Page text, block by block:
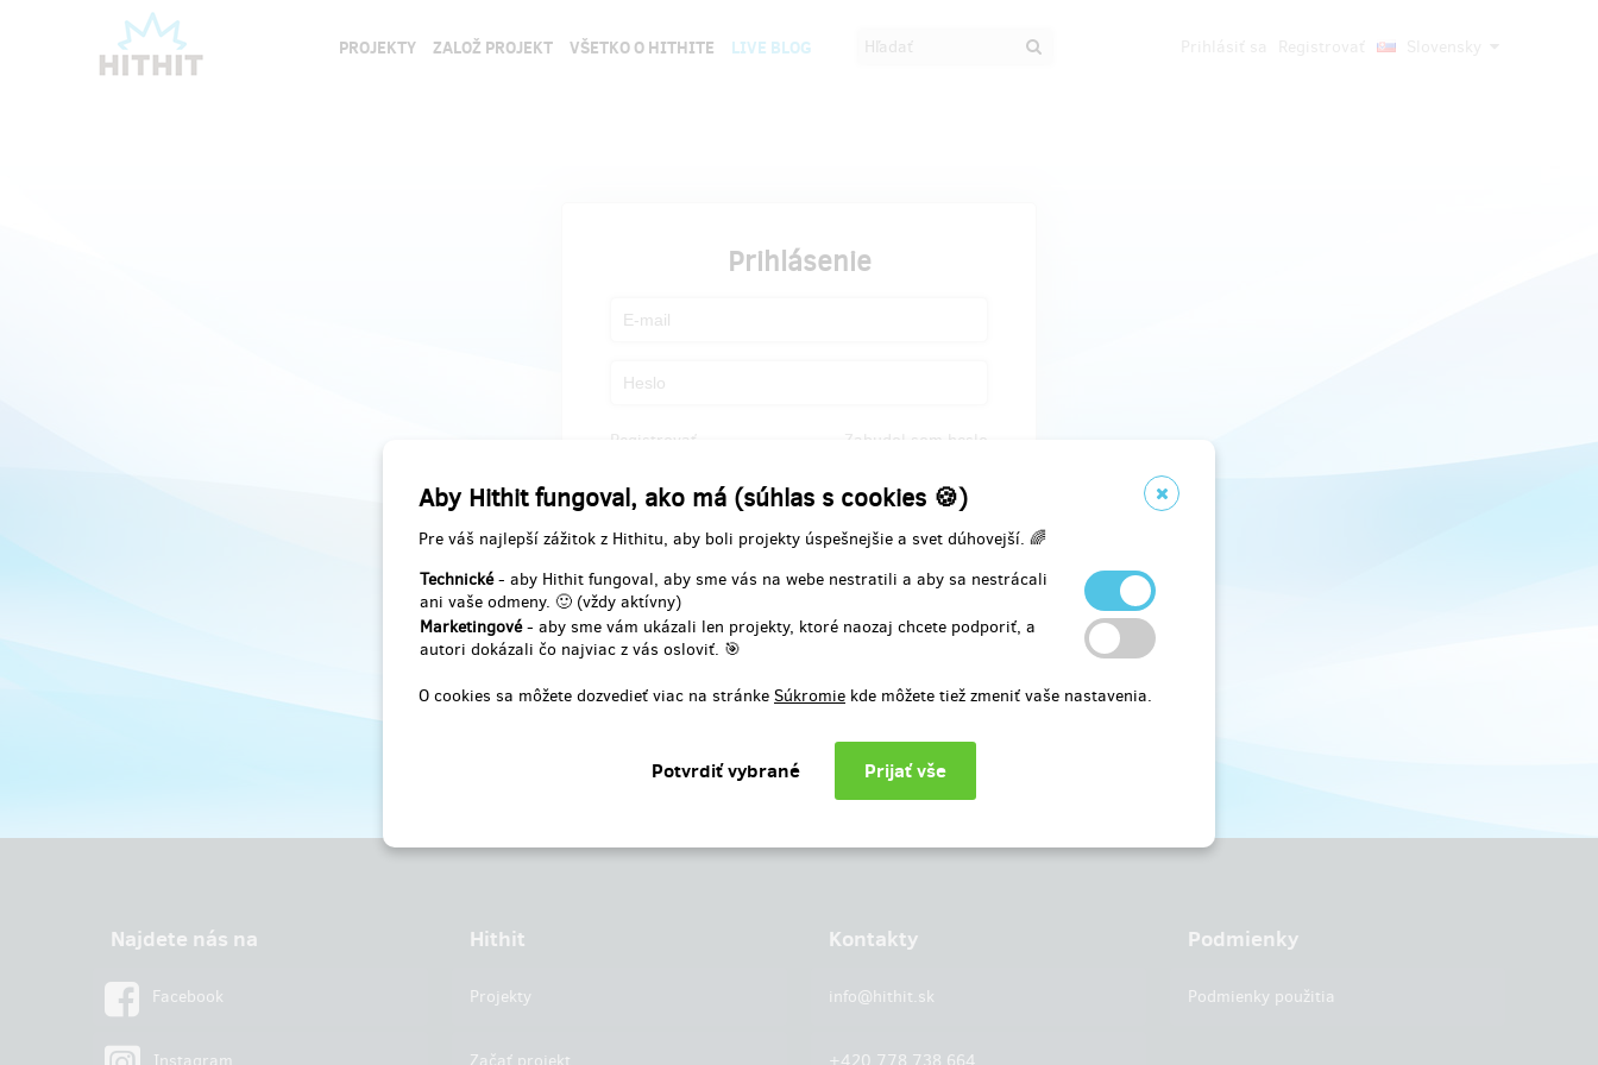
Aby Hithit fungoval, ako má (súhlas s cookies 🍪)
Pre váš najlepší zážitok z Hithitu, aby boli projekty úspešnejšie a svet dúhovejší. 🌈
Technické- aby Hithit fungoval, aby sme vás na webe nestratili a aby sa nestrácali
ani vaše odmeny. 🙂 (vždy aktívny)
Marketingové- aby sme vám ukázali len projekty, ktoré naozaj chcete podporiť, a
autori dokázali čo najviac z vás osloviť. 🎯
O cookies sa môžete dozvedieť viac na stránke Súkromie kde môžete tiež zmeniť vaše nastavenia.
PROJEKTY ZALOŽ PROJEKT VŠETKO O HITHITE LIVE BLOG
Prihlásenie
Registrovať Zabudol som heslo
Najdete nás na
Facebook
Hithit
Projekty
Kontakty
info@hithit.sk
Podmienky
Podmienky použitia